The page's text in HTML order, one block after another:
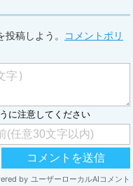
稿しよう。 コメントポリ